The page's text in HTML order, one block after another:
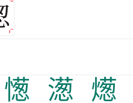
憽 濍 燪